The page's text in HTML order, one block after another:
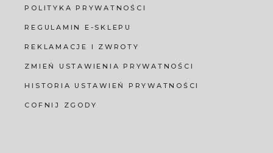
POLITYKA PRYWATNOŚCI
REGULAMIN E-SKLEPU
REKLAMACJE I ZWROTY
ZMIEŃ USTAWIENIA PRYWATNOŚCI
HISTORIA USTAWIEŃ PRYWATNOŚCI
COFNIJ ZGODY